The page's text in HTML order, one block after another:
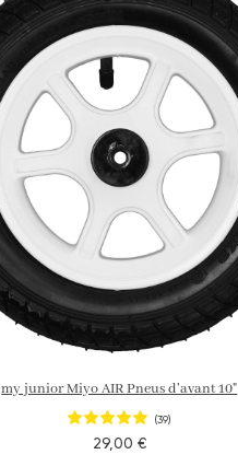
my junior Miyo AIR Pneus d'avant 10"
(39)
29,00 €